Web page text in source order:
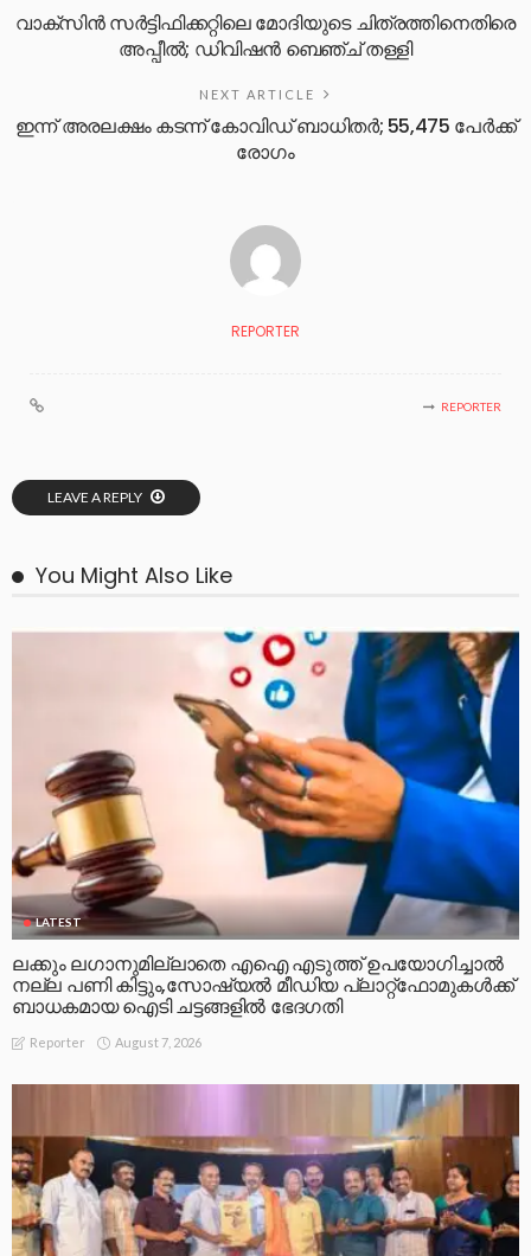
വാക്സിൻ സർട്ടിഫിക്കറ്റിലെ മോദിയുടെ ചിത്രത്തിനെതിരെ
അപ്പീൽ; ഡിവിഷൻ ബെഞ്ച് തള്ളി
NEXT ARTICLE
ഇന്ന് അരലക്ഷം കടന്ന് കോവിഡ് ബാധിതര്‍; 55,475 പേര്‍ക്ക്
രോഗം
REPORTER
REPORTER
LEAVE A REPLY
You Might Also Like
LATEST
ലക്കും ലഗാനുമില്ലാതെ എഐ എടുത്ത് ഉപയോഗിച്ചാല്‍
നല്ല പണി കിട്ടും,സോഷ്യല്‍ മീഡിയ പ്ലാറ്റ്‌ഫോമുകള്‍ക്ക്
ബാധകമായ ഐടി ചട്ടങ്ങളില്‍ ഭേദഗതി
Reporter August 7, 2026